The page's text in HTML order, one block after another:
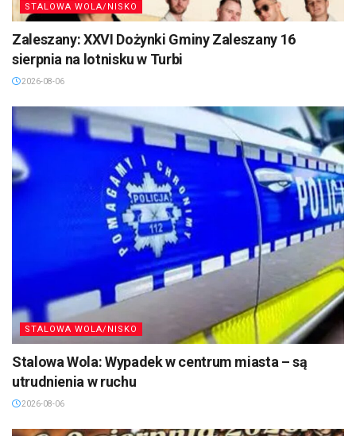
STALOWA WOLA/NISKO
Zaleszany: XXVI Dożynki Gminy Zaleszany 16
sierpnia na lotnisku w Turbi
2026-08-06
STALOWA WOLA/NISKO
Stalowa Wola: Wypadek w centrum miasta – są
utrudnienia w ruchu
2026-08-06